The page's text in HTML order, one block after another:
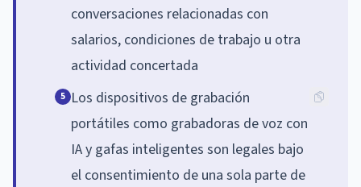
conversaciones relacionadas con
salarios, condiciones de trabajo u otra
actividad concertada
5 Los dispositivos de grabación
portátiles como grabadoras de voz con
IA y gafas inteligentes son legales bajo
el consentimiento de una sola parte de